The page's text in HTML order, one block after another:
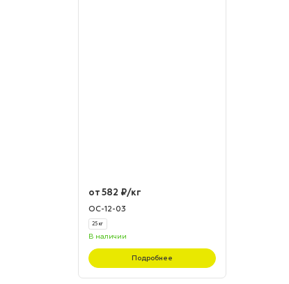
от 582 ₽/кг
ОС-12-03
25 кг
В наличии
Подробнее